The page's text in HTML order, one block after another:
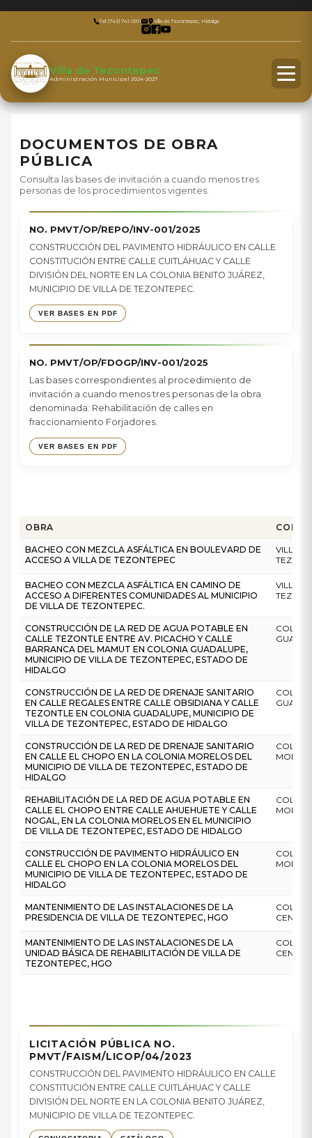
Tel: (743) 741-0011 Villa de Tezontepec, Hidalgo
Villa de Tezontepec
Administración Municipal 2024-2027
DOCUMENTOS DE OBRA
PÚBLICA
Consulta las bases de invitación a cuando menos tres
personas de los procedimientos vigentes.
NO. PMVT/OP/REPO/INV-001/2025
CONSTRUCCIÓN DEL PAVIMENTO HIDRÁULICO EN CALLE
CONSTITUCIÓN ENTRE CALLE CUITLÁHUAC Y CALLE
DIVISIÓN DEL NORTE EN LA COLONIA BENITO JUÁREZ,
MUNICIPIO DE VILLA DE TEZONTEPEC.
VER BASES EN PDF
NO. PMVT/OP/FDOGP/INV-001/2025
Las bases correspondientes al procedimiento de
invitación a cuando menos tres personas de la obra
denominada: Rehabilitación de calles en
fraccionamiento Forjadores.
VER BASES EN PDF
OBRA
BACHEO CON MEZCLA ASFÁLTICA EN BOULEVARD DE
ACCESO A VILLA DE TEZONTEPEC
VILLA
BACHEO CON MEZCLA ASFÁLTICA EN CAMINO DE
ACCESO A DIFERENTES COMUNIDADES AL MUNICIPIO
DE VILLA DE TEZONTEPEC.
VILLA
CONSTRUCCIÓN DE LA RED DE AGUA POTABLE EN
CALLE TEZONTLE ENTRE AV. PICACHO Y CALLE
BARRANCA DEL MAMUT EN COLONIA GUADALUPE,
MUNICIPIO DE VILLA DE TEZONTEPEC, ESTADO DE
HIDALGO
CONSTRUCCIÓN DE LA RED DE DRENAJE SANITARIO
EN CALLE REGALES ENTRE CALLE OBSIDIANA Y CALLE
TEZONTLE EN COLONIA GUADALUPE, MUNICIPIO DE
VILLA DE TEZONTEPEC, ESTADO DE HIDALGO
CONSTRUCCIÓN DE LA RED DE DRENAJE SANITARIO
EN CALLE EL CHOPO EN LA COLONIA MORELOS DEL
MUNICIPIO DE VILLA DE TEZONTEPEC, ESTADO DE
HIDALGO
REHABILITACIÓN DE LA RED DE AGUA POTABLE EN
CALLE EL CHOPO ENTRE CALLE AHUEHUETE Y CALLE
NOGAL, EN LA COLONIA MORELOS EN EL MUNICIPIO
DE VILLA DE TEZONTEPEC, ESTADO DE HIDALGO
CONSTRUCCIÓN DE PAVIMENTO HIDRÁULICO EN
CALLE EL CHOPO EN LA COLONIA MORELOS DEL
MUNICIPIO DE VILLA DE TEZONTEPEC, ESTADO DE
HIDALGO
MANTENIMIENTO DE LAS INSTALACIONES DE LA
PRESIDENCIA DE VILLA DE TEZONTEPEC, HGO
CENTRO
MANTENIMIENTO DE LAS INSTALACIONES DE LA
UNIDAD BÁSICA DE REHABILITACIÓN DE VILLA DE
TEZONTEPEC, HGO
CENTRO
LICITACIÓN PÚBLICA NO.
PMVT/FAISM/LICOP/04/2023
CONSTRUCCIÓN DEL PAVIMENTO HIDRÁULICO EN CALLE
CONSTITUCIÓN ENTRE CALLE CUITLÁHUAC Y CALLE
DIVISIÓN DEL NORTE EN LA COLONIA BENITO JUÁREZ,
MUNICIPIO DE VILLA DE TEZONTEPEC.